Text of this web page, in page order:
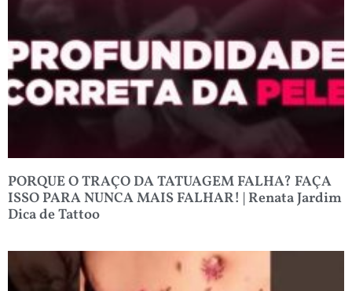
PORQUE O TRAÇO DA TATUAGEM FALHA? FAÇA
ISSO PARA NUNCA MAIS FALHAR! | Renata Jardim
Dica de Tattoo